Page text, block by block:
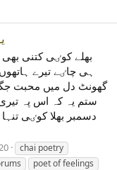
بھلے کوٸی کتنی بھی
ہی چاٸے تیرے
گھونٹ دل میں محبت
ستم یہ کہ اس پہ تیری
دسمبر بھلا کوٸی
chai poetry
poet of feelings